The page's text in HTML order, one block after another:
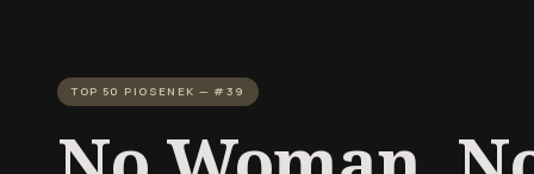
TOP 50 PIOSENEK — #39